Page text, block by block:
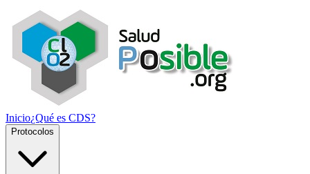
Inicio¿Qué es CDS?
Protocolos